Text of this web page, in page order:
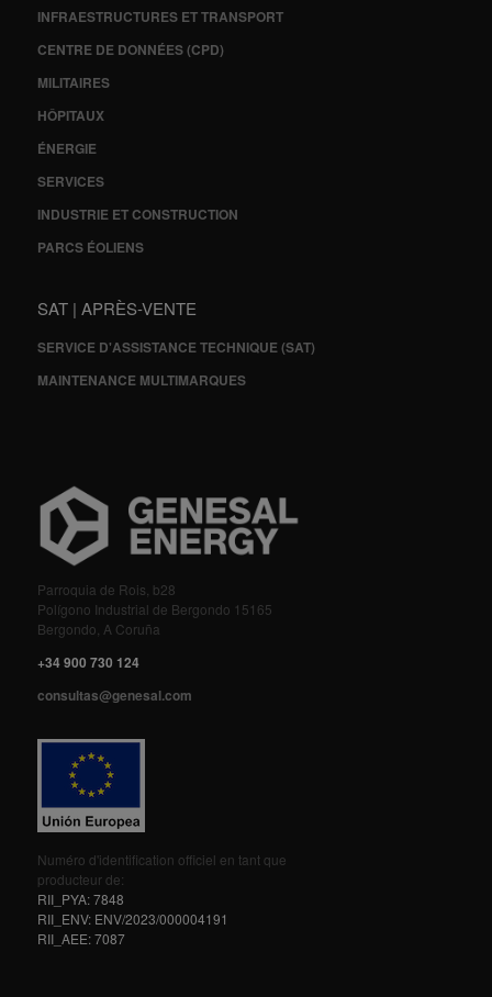
INFRAESTRUCTURES ET TRANSPORT
CENTRE DE DONNÉES (CPD)
MILITAIRES
HÔPITAUX
ÉNERGIE
SERVICES
INDUSTRIE ET CONSTRUCTION
PARCS ÉOLIENS
SAT | APRÈS-VENTE
SERVICE D'ASSISTANCE TECHNIQUE (SAT)
MAINTENANCE MULTIMARQUES
Parroquia de Rois, b28
Polígono Industrial de Bergondo 15165
Bergondo, A Coruña
+34 900 730 124
consultas@genesal.com
Numéro d'identification officiel en tant que
producteur de:
RII_PYA: 7848
RII_ENV: ENV/2023/000004191
RII_AEE: 7087